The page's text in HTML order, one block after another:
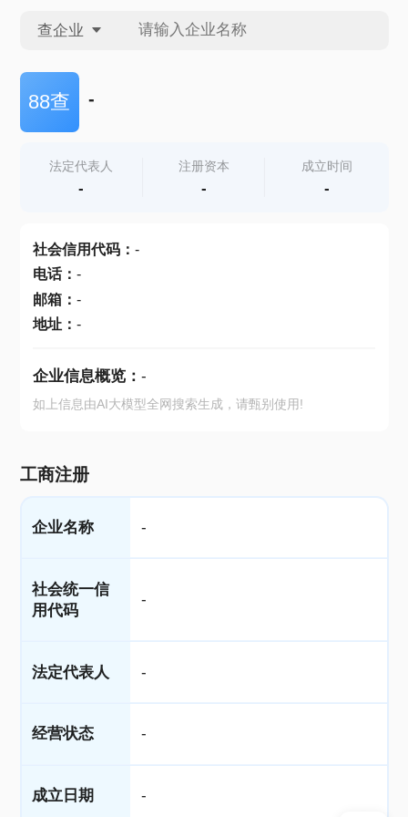
查企业
查企业
查产地
88查 -
法定代表人
-
注册资本
-
成立时间
-
社会信用代码： -
电话： -
邮箱： -
地址： -
企业信息概览： -
如上信息由AI大模型全网搜索生成，请甄别使用!
工商注册
企业名称 -
社会统一信
用代码
-
法定代表人 -
经营状态 -
成立日期 -